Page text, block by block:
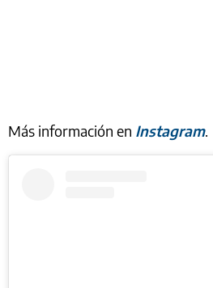
Más información en Instagram.